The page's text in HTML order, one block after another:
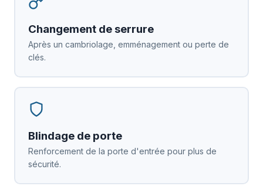
Changement de serrure
Après un cambriolage, emménagement ou perte de
clés.
Blindage de porte
Renforcement de la porte d'entrée pour plus de
sécurité.